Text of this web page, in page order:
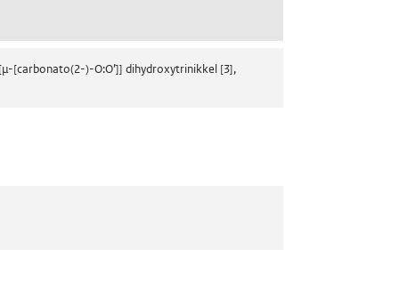
[carbonato(2-)-O:O’]] dihydroxytrinikkel [3],